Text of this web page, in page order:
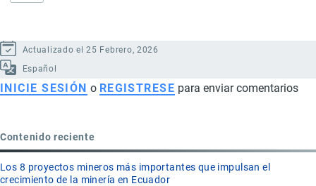
Actualizado el 25 Febrero, 2026
Español
INICIE SESIÓN o REGISTRESE para enviar comentarios
Contenido reciente
Los 8 proyectos mineros más importantes que impulsan el
crecimiento de la minería en Ecuador